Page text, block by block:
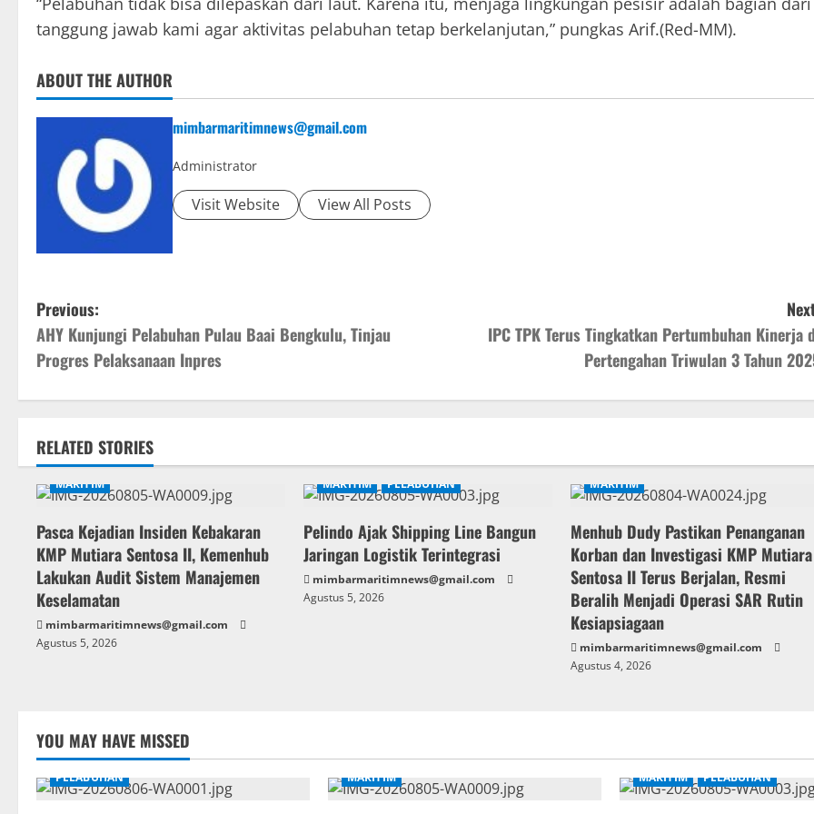
tanggung jawab kami agar aktivitas pelabuhan tetap berkelanjutan,” pungkas Arif.(Red-MM).
ABOUT THE AUTHOR
mimbarmaritimnews@gmail.com
Administrator
Visit Website View All Posts
P
o
s
t
n
a
i
g
a
t
n
Previous:
AHY Kunjungi Pelabuhan Pulau Baai Bengkulu, Tinjau
Progres Pelaksanaan Inpres
IPC TPK Terus Tingkatkan Pertumbuhan Kinerja
Pertengahan Triwulan 3 Tahun
RELATED STORIES
MARITIM
Pasca Kejadian Insiden Kebakaran
KMP Mutiara Sentosa II, Kemenhub
Lakukan Audit Sistem Manajemen
Keselamatan
mimbarmaritimnews@gmail.com
Agustus 5, 2026
MARITIM PELABUHAN
Pelindo Ajak Shipping Line Bangun
Jaringan Logistik Terintegrasi
mimbarmaritimnews@gmail.com
Agustus 5, 2026
MARITIM
Menhub Dudy Pastikan Penanganan
Korban dan Investigasi KMP Mutiara
Sentosa II Terus Berjalan, Resmi
Beralih Menjadi Operasi SAR Rutin
Kesiapsiagaan
mimbarmaritimnews@gmail.com
Agustus 4, 2026
YOU MAY HAVE MISSED
PELABUHAN MARITIM MARITIM PELABUHAN